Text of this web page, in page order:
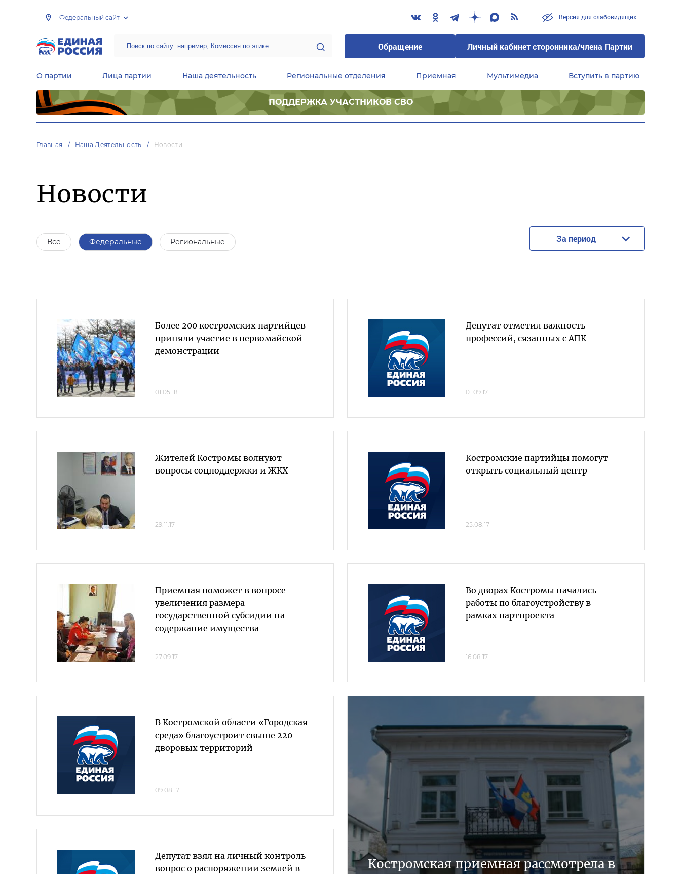
Федеральный сайт Версия для слабовидящих
Обращение Личный кабинет сторонника/члена Партии
О партии Лица партии Наша деятельность Региональные отделения Приемная Мультимедиа Вступить в партию
ПОДДЕРЖКА УЧАСТНИКОВ СВО
Главная Наша Деятельность Новости
Новости
Все Федеральные Региональные За период
Более 200 костромских партийцев
приняли участие в первомайской
демонстрации
01.05.18
Жителей Костромы волнуют
вопросы соцподдержки и ЖКХ
29.11.17
Приемная поможет в вопросе
увеличения размера
государственной субсидии на
содержание имущества
27.09.17
Депутат отметил важность
профессий, сязанных с АПК
01.09.17
Костромские партийцы помогут
открыть социальный центр
25.08.17
Во дворах Костромы начались
работы по благоустройству в
рамках партпроекта
16.08.17
В Костромской области «Городская
среда» благоустроит свыше 220
дворовых территорий
09.08.17
Депутат взял на личный контроль
вопрос о распоряжении землей в
Костромская приемная рассмотрела в